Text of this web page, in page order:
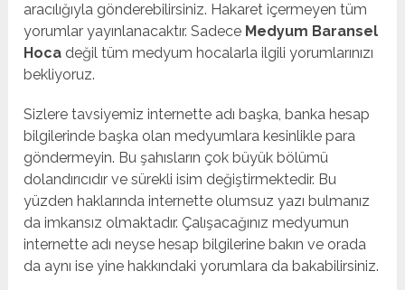
aracılığıyla gönderebilirsiniz. Hakaret içermeyen tüm
yorumlar yayınlanacaktır. Sadece Medyum Baransel
Hoca değil tüm medyum hocalarla ilgili yorumlarınızı
bekliyoruz.
Sizlere tavsiyemiz internette adı başka, banka hesap
bilgilerinde başka olan medyumlara kesinlikle para
göndermeyin. Bu şahısların çok büyük bölümü
dolandırıcıdır ve sürekli isim değiştirmektedir. Bu
yüzden haklarında internette olumsuz yazı bulmanız
da imkansız olmaktadır. Çalışacağınız medyumun
internette adı neyse hesap bilgilerine bakın ve orada
da aynı ise yine hakkındaki yorumlara da bakabilirsiniz.